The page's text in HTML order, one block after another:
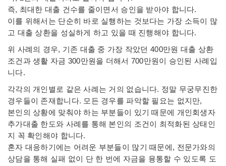
즉, 최대한 대출 건수를 줄이면서 승인을 받아야 합니다.
이를 위해서는 단순히 바로 실행하는 것보다는 가장 소득이 많
고 대출 상환을 성실하게 하고 있을 때 진행해야 합니다.
위 사례의 경우, 기존 대출 중 가장 작았던 400만원 대출 상환
조건과 생활 자금 300만원을 더해서 700만원이 승인된 사례입
니다.
각각의 개인별로 같은 사례는 거의 없습니다. 정말 무궁무진한
경우들이 존재합니다. 모든 경우를 파악할 필요는 없지만,
본인의 상황에 맞춰야 하는 부분들이 있기 때문에 개인회생자
추가대출 한도와 사례를 통해 본인의 조건이 최적화된 상태인
지 꼭 확인해야 합니다.
혼자 대응하기에는 어려운 부분들이 많기 때문에, 전문가와의
상담을 통해 실패 없이 단 한 번에 자금을 융통할 수 있도록 도